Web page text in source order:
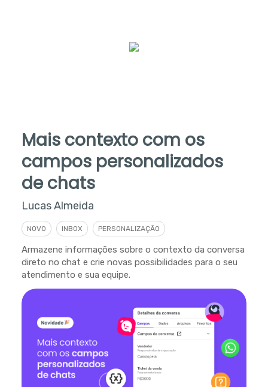
Mais contexto com os
campos personalizados
de chats
Lucas Almeida
NOVO INBOX PERSONALIZAÇÃO
Armazene informações sobre o contexto da conversa
direto no chat e crie novas possibilidades para o seu
atendimento e sua equipe.